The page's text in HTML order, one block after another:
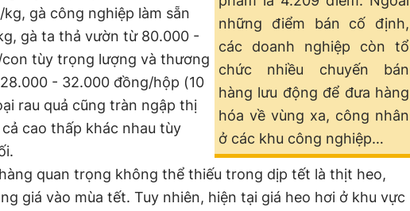
những điểm bán cố định,
các doanh nghiệp còn tổ
chức nhiều chuyến bán
hàng lưu động để đưa hàng
hóa về vùng xa, công nhân
ở các khu công nghiệp…
gà công nghiệp làm sẵn
gà ta thả vườn từ 80.000 -
tùy trọng lượng và thương
- 32.000 đồng/hộp (10
rau quả cũng tràn ngập thị
cao thấp khác nhau tùy
quan trọng không thể thiếu trong dịp tết là thịt heo,
giá vào mùa tết. Tuy nhiên, hiện tại giá heo hơi ở khu vực